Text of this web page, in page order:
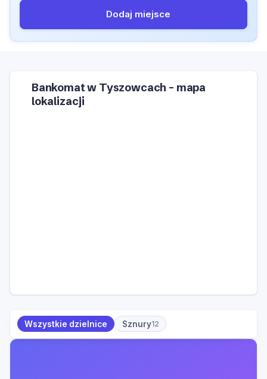
Dodaj miejsce
Wszystkie dzielnice Sznury12
Bankomat w Tyszowcach – mapa
lokalizacji